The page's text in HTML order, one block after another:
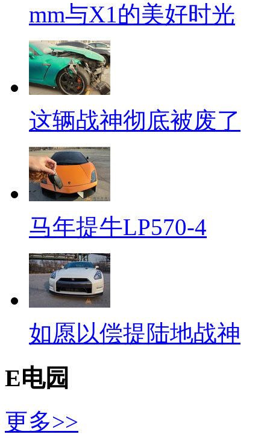
mm与X1的美好时光
这辆战神彻底被废了
马年提牛LP570-4
如愿以偿提陆地战神
E电园
更多>>